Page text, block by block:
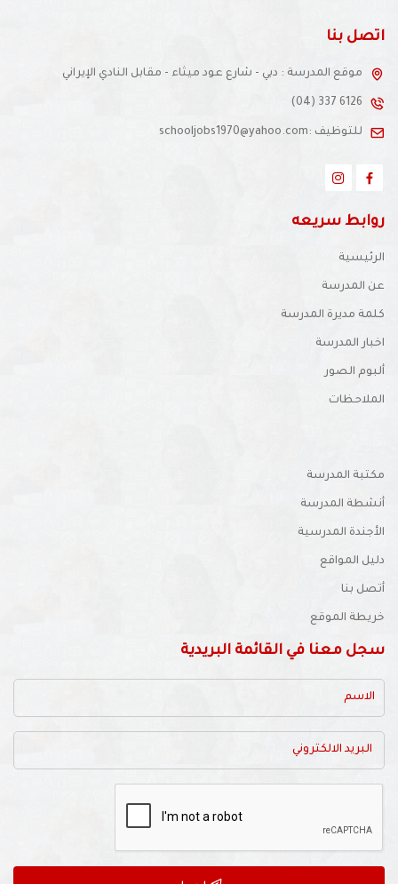
اتصل بنا
موقع المدرسة : دبي - شارع عود ميثاء - مقابل النادي الإيراني
(04) 337 6126
للتوظيف :schooljobs1970@yahoo.com
روابط سريعه
الرئيسية
عن المدرسة
كلمة مديرة المدرسة
اخبار المدرسة
ألبوم الصور
الملاحظات
مكتبة المدرسة
أنشطة المدرسة
الأجندة المدرسية
دليل المواقع
أتصل بنا
خريطة الموقع
سجل معنا في القائمة البريدية